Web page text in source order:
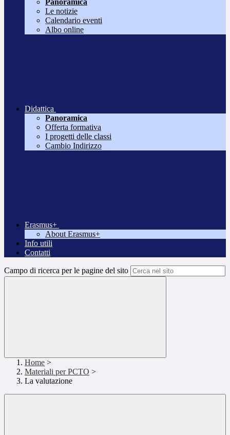
Panoramica
Le notizie
Calendario eventi
Albo online
Didattica
Panoramica
Offerta formativa
I progetti delle classi
Cambio Indirizzo
Erasmus+
About Erasmus+
Info utili
Contatti
Campo di ricerca per le pagine del sito
Home >
Materiali per PCTO >
La valutazione